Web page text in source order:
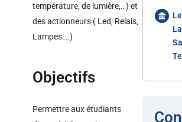
température, de lumière,…) et
des actionneurs ( Led, Relais,
Lampes….)
Objectifs
Permettre aux étudiants